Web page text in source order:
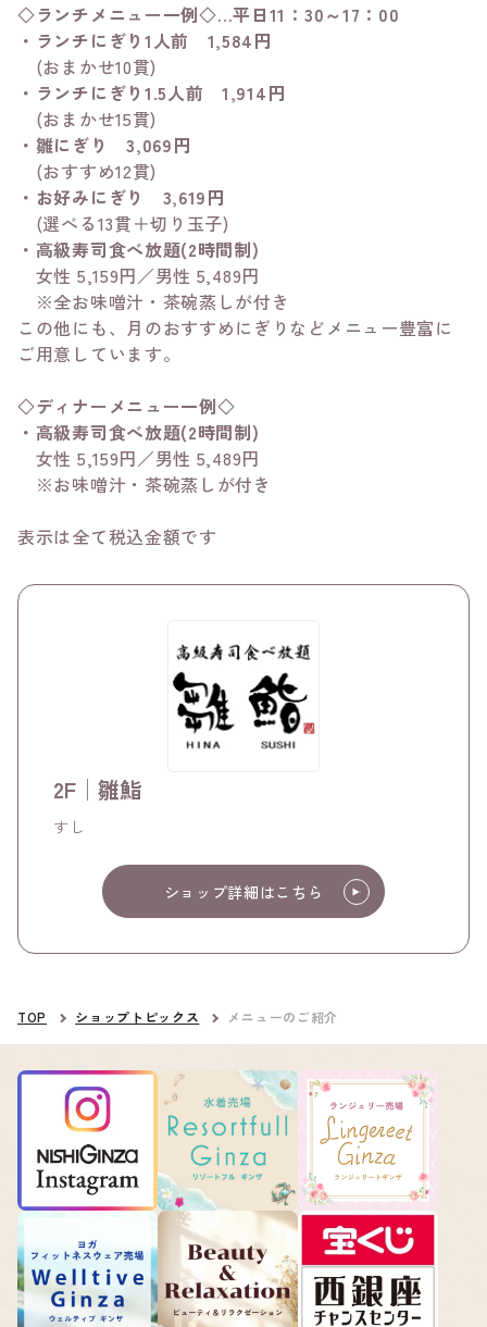
◇ランチメニュー一例◇…平日11：30～17：00
・ランチにぎり1人前 1,584円
(おまかせ10貫)
・ランチにぎり1.5人前 1,914円
(おまかせ15貫)
・雛にぎり 3,069円
(おすすめ12貫)
・お好みにぎり 3,619円
(選べる13貫＋切り玉子)
・高級寿司食べ放題(2時間制)
女性 5,159円／男性 5,489円
※全お味噌汁・茶碗蒸しが付き
この他にも、月のおすすめにぎりなどメニュー豊富に
ご用意しています。
◇ディナーメニュー一例◇
・高級寿司食べ放題(2時間制)
女性 5,159円／男性 5,489円
※お味噌汁・茶碗蒸しが付き
表示は全て税込金額です
2F│雛鮨
すし
ショップ詳細はこちら
TOP ショップトピックス メニューのご紹介